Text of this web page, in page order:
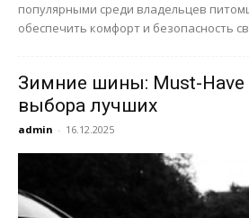
популярными среди владельцев
обеспечить комфорт и безопасность
Зимние шины: Must-Have
выбора лучших
admin - 16.12.2025